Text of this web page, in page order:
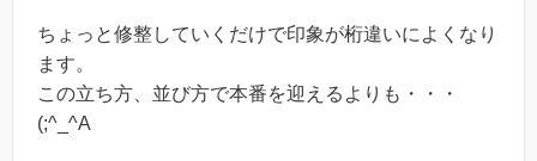
ちょっと修整していくだけで印象が桁違いによくなり
ます。
この立ち方、並び方で本番を迎えるよりも・・・
(;^_^A